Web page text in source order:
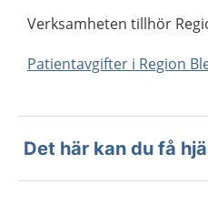
Verksamheten tillhör
Patientavgifter i Region
Det här kan du få